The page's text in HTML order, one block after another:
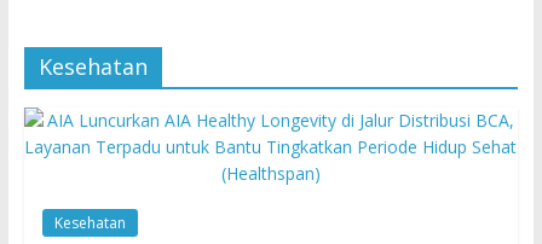
Kesehatan
Kesehatan